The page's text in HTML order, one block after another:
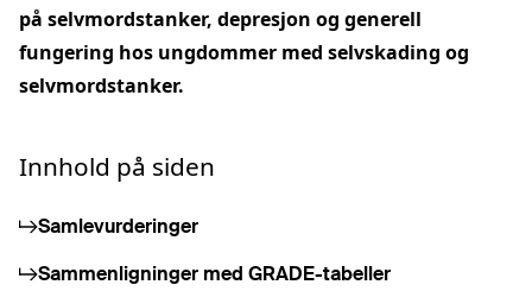
på selvmordstanker, depresjon og generell
fungering hos ungdommer med selvskading og
selvmordstanker.
Innhold på siden
Samlevurderinger
Sammenligninger med GRADE-tabeller